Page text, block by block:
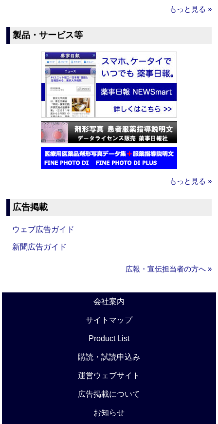
もっと見る »
製品・サービス等
もっと見る »
広告掲載
ウェブ広告ガイド
新聞広告ガイド
広報・宣伝担当者の方へ »
会社案内
サイトマップ
Product List
購読・試読申込み
運営ウェブサイト
広告掲載について
お知らせ